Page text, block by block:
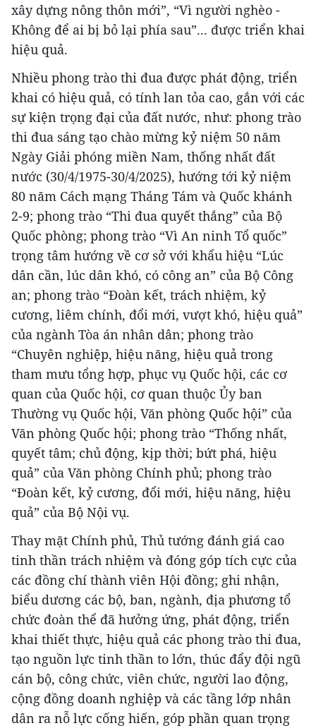
xây dựng nông thôn mới”, “Vì người nghèo -
Không để ai bị bỏ lại phía sau”... được triển khai
hiệu quả.
Nhiều phong trào thi đua được phát động, triển
khai có hiệu quả, có tính lan tỏa cao, gắn với các
sự kiện trọng đại của đất nước, như: phong trào
thi đua sáng tạo chào mừng kỷ niệm 50 năm
Ngày Giải phóng miền Nam, thống nhất đất
nước (30/4/1975-30/4/2025), hướng tới kỷ niệm
80 năm Cách mạng Tháng Tám và Quốc khánh
2-9; phong trào “Thi đua quyết thắng” của Bộ
Quốc phòng; phong trào “Vì An ninh Tổ quốc”
trọng tâm hướng về cơ sở với khẩu hiệu “Lúc
dân cần, lúc dân khó, có công an” của Bộ Công
an; phong trào “Đoàn kết, trách nhiệm, kỷ
cương, liêm chính, đổi mới, vượt khó, hiệu quả”
của ngành Tòa án nhân dân; phong trào
“Chuyên nghiệp, hiệu năng, hiệu quả trong
tham mưu tổng hợp, phục vụ Quốc hội, các cơ
quan của Quốc hội, cơ quan thuộc Ủy ban
Thường vụ Quốc hội, Văn phòng Quốc hội” của
Văn phòng Quốc hội; phong trào “Thống nhất,
quyết tâm; chủ động, kịp thời; bứt phá, hiệu
quả” của Văn phòng Chính phủ; phong trào
“Đoàn kết, kỷ cương, đổi mới, hiệu năng, hiệu
quả” của Bộ Nội vụ.
Thay mặt Chính phủ, Thủ tướng đánh giá cao
tinh thần trách nhiệm và đóng góp tích cực của
các đồng chí thành viên Hội đồng; ghi nhận,
biểu dương các bộ, ban, ngành, địa phương tổ
chức đoàn thể đã hưởng ứng, phát động, triển
khai thiết thực, hiệu quả các phong trào thi đua,
tạo nguồn lực tinh thần to lớn, thúc đẩy đội ngũ
cán bộ, công chức, viên chức, người lao động,
cộng đồng doanh nghiệp và các tầng lớp nhân
dân ra nỗ lực cống hiến, góp phần quan trọng